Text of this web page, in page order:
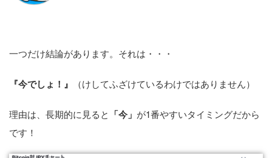
一つだけ結論があります。それは・・・
『今でしょ！』 （けしてふざけているわけではありません）
理由は、長期的に見ると 「今」 が1番やすいタイミングだから
です！